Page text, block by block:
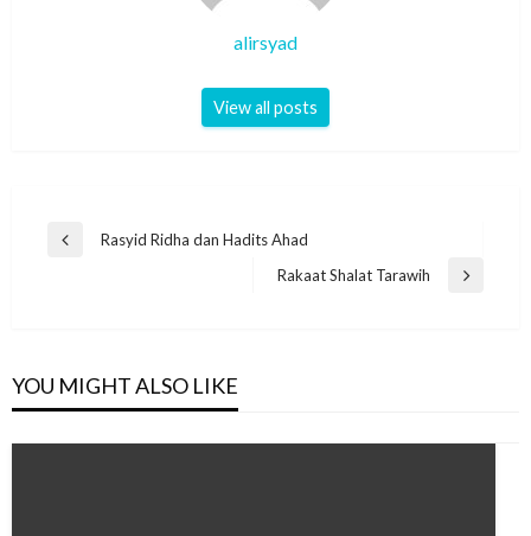
alirsyad
View all posts
Post
Previous
Rasyid Ridha dan Hadits Ahad
Next
Rakaat Shalat Tarawih
YOU MIGHT ALSO LIKE